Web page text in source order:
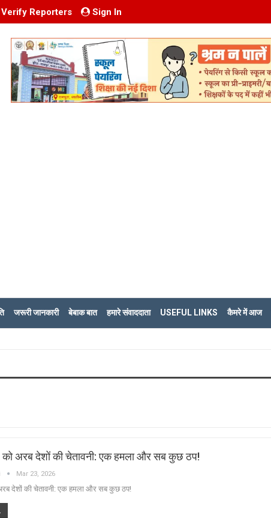
Verify Reporters Sign In
जरूरी जानकारी बेबाक बात हमारे संवाददाता USEFUL LINKS कैमरे में आज
को अरब देशों की चेतावनी: एक हमला और सब कुछ ठप!
Mar 23, 2026
देशों की चेतावनी: एक हमला और सब कुछ ठप!